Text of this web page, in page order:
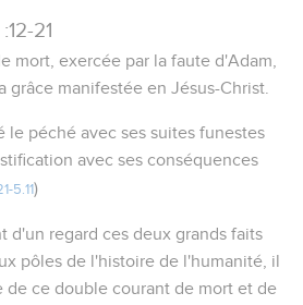
21
mort, exercée par la faute d'Adam,
grâce manifestée en Jésus-Christ.
le péché avec ses suites funestes
avec ses conséquences
5.11)
d'un regard ces deux grands faits
pôles de l'histoire de l'humanité, il
de ce double courant de mort et de